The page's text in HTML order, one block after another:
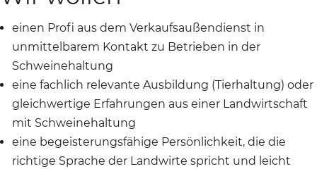
einen Profi aus dem Verkaufsaußendienst in
unmittelbarem Kontakt zu Betrieben in der
Schweinehaltung
eine fachlich relevante Ausbildung (Tierhaltung) oder
gleichwertige Erfahrungen aus einer Landwirtschaft
mit Schweinehaltung
eine begeisterungsfähige Persönlichkeit, die die
richtige Sprache der Landwirte spricht und leicht